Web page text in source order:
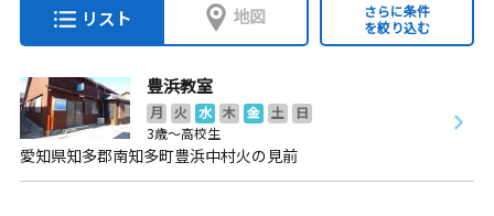
リスト 地図
さらに条件
を絞り込む
豊浜教室
月 火 水 木 金 土
日
3歳～高校生
愛知県知多郡南知多町豊浜中村火の見前